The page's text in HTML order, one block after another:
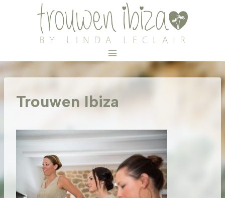
Trouwen Ibiza